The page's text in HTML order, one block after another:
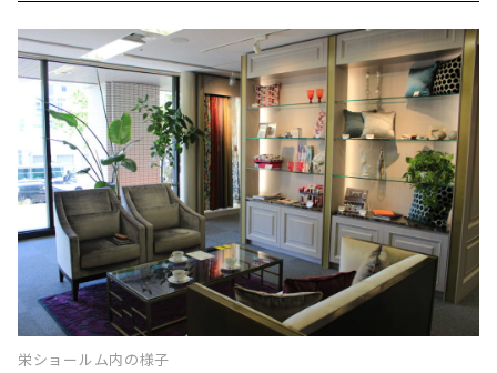
栄ショールム内の様子